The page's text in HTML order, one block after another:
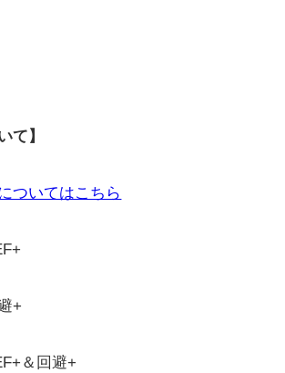
て】
ついてはこちら
+
＆回避+